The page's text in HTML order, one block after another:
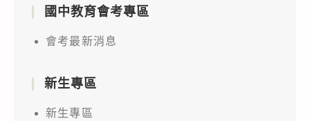
國中教育會考專區
會考最新消息
新生專區
新生專區